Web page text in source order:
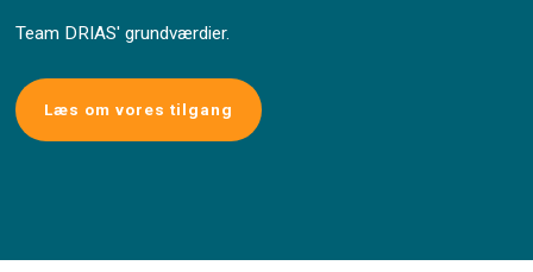
Team DRIAS' grundværdier.
Læs om vores tilgang